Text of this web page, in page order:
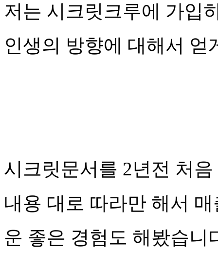
저는 시크릿크루에 가입
인생의 방향에 대해서 얻
시크릿문서를 2년전 처
내용 대로 따라만 해서
운 좋은 경험도 해봤습니